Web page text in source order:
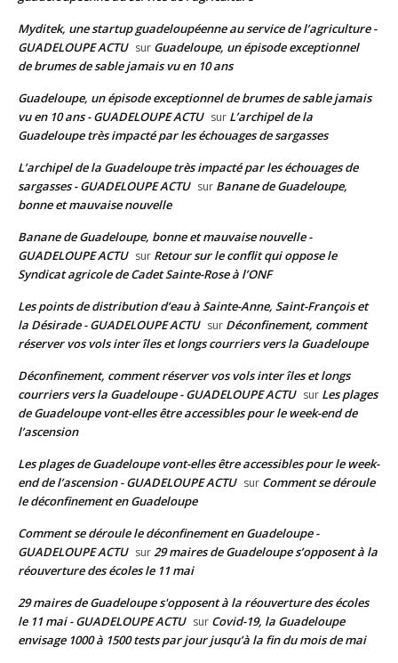
Myditek, une startup guadeloupéenne au service de l’agriculture -
GUADELOUPE ACTU sur Guadeloupe, un épisode exceptionnel
de brumes de sable jamais vu en 10 ans
Guadeloupe, un épisode exceptionnel de brumes de sable jamais
vu en 10 ans - GUADELOUPE ACTU sur L’archipel de la
Guadeloupe très impacté par les échouages de sargasses
L’archipel de la Guadeloupe très impacté par les échouages de
sargasses - GUADELOUPE ACTU sur Banane de Guadeloupe,
bonne et mauvaise nouvelle
Banane de Guadeloupe, bonne et mauvaise nouvelle -
GUADELOUPE ACTU sur Retour sur le conflit qui oppose le
Syndicat agricole de Cadet Sainte-Rose à l’ONF
Les points de distribution d’eau à Sainte-Anne, Saint-François et
la Désirade - GUADELOUPE ACTU sur Déconfinement, comment
réserver vos vols inter îles et longs courriers vers la Guadeloupe
Déconfinement, comment réserver vos vols inter îles et longs
courriers vers la Guadeloupe - GUADELOUPE ACTU sur Les plages
de Guadeloupe vont-elles être accessibles pour le week-end de
l’ascension
Les plages de Guadeloupe vont-elles être accessibles pour le week-
end de l’ascension - GUADELOUPE ACTU sur Comment se déroule
le déconfinement en Guadeloupe
Comment se déroule le déconfinement en Guadeloupe -
GUADELOUPE ACTU sur29 maires de Guadeloupe s’opposent à la
réouverture des écoles le 11 mai
29 maires de Guadeloupe s'opposent à la réouverture des écoles
le 11 mai - GUADELOUPE ACTU sur Covid-19, la Guadeloupe
envisage 1000 à 1500 tests par jour jusqu’à la fin du mois de mai